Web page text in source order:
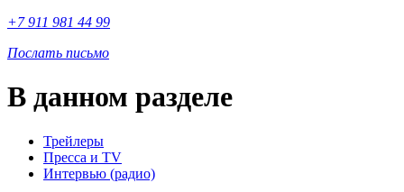
+7 911 981 44 99
Послать письмо
В данном разделе
Трейлеры
Пресса и TV
Интервью (радио)